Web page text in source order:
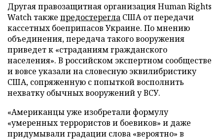
Другая правозащитная организация Human Rights
Watch также предостерегла США от передачи
кассетных боеприпасов Украине. По мнению
объединения, передача такого вооружения
приведет к «страданиям гражданского
населения». В российском экспертном сообществе
и вовсе указали на словесную эквилибристику
США, сопряженную с попыткой восполнить
нехватку обычных вооружений у ВСУ.
«Американцы уже изобретали формулу
«умеренных террористов и боевиков» и даже
придумывали градации слова «вероятно» в